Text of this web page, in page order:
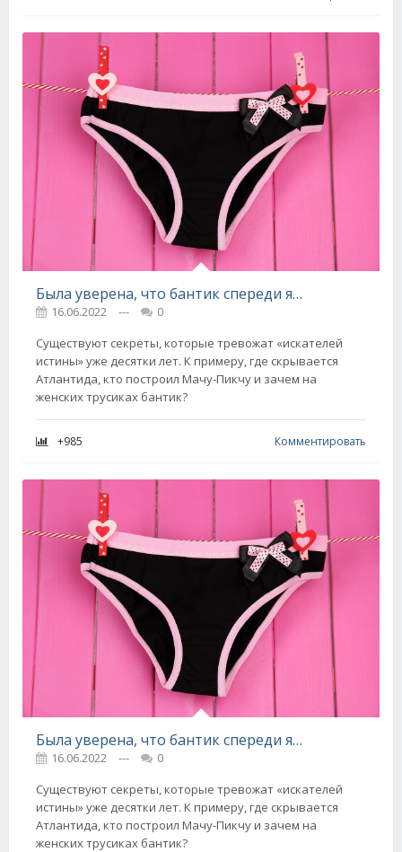
Была уверена, что бантик спереди является простым украшением, но у него есть своя тайна
16.06.2022 ---
0
Существуют секреты, которые тревожат «искателей
истины» уже десятки лет. К примеру, где скрывается
Атлантида, кто построил Мачу-Пикчу и зачем на
женских трусиках бантик?
+985 Комментировать
Была уверена, что бантик спереди является простым украшением, но у него есть своя тайна
16.06.2022 ---
0
Существуют секреты, которые тревожат «искателей
истины» уже десятки лет. К примеру, где скрывается
Атлантида, кто построил Мачу-Пикчу и зачем на
женских трусиках бантик?